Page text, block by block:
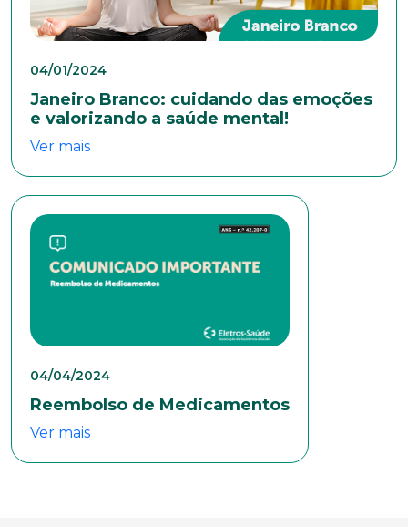
04/01/2024
Janeiro Branco: cuidando das emoções
e valorizando a saúde mental!
Ver mais
04/04/2024
Reembolso de Medicamentos
Ver mais